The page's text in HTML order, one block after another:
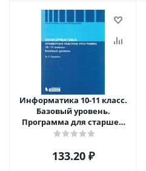
Информатика 10-11 класс.
Базовый уровень.
Программа для старшей
школы. ФГОС
133.20₽